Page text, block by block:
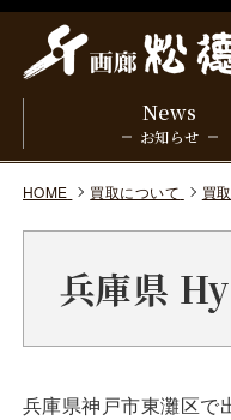
News
お知らせ
HOME 買取について 買
兵庫県
兵庫県神戸市東灘区で